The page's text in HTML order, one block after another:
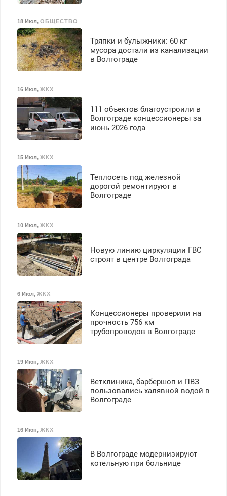
транспортной
безопасности с з/п до
125000 руб.
18 Июл, ОБЩЕСТВО
Тряпки и булыжники: 60 кг
мусора достали из канализации
в Волгограде
16 Июл, ЖКХ
111 объектов благоустроили в
Волгограде концессионеры за
июнь 2026 года
15 Июл, ЖКХ
Теплосеть под железной
дорогой ремонтируют в
Волгограде
10 Июл, ЖКХ
Новую линию циркуляции ГВС
строят в центре Волгограда
6 Июл, ЖКХ
Концессионеры проверили на
прочность 756 км
трубопроводов в Волгограде
19 Июн, ЖКХ
Ветклиника, барбершоп и ПВЗ
пользовались халявной водой в
Волгограде
16 Июн, ЖКХ
В Волгограде модернизируют
котельную при больнице